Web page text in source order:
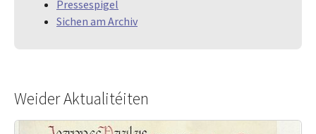
Pressespigel
Sichen am Archiv
Weider Aktualitéiten